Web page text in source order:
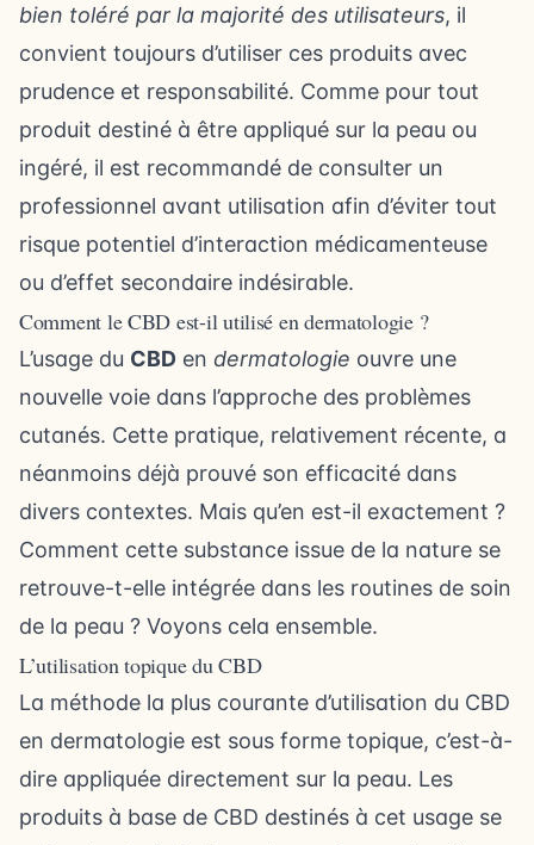
bien toléré par la majorité des utilisateurs, il
convient toujours d’utiliser ces produits avec
prudence et responsabilité. Comme pour tout
produit destiné à être appliqué sur la peau ou
ingéré, il est recommandé de consulter un
professionnel avant utilisation afin d’éviter tout
risque potentiel d’interaction médicamenteuse
ou d’effet secondaire indésirable.
Comment le CBD est-il utilisé en dermatologie ?
L’usage du CBD en dermatologie ouvre une
nouvelle voie dans l’approche des problèmes
cutanés. Cette pratique, relativement récente, a
néanmoins déjà prouvé son efficacité dans
divers contextes. Mais qu’en est-il exactement ?
Comment cette substance issue de la nature se
retrouve-t-elle intégrée dans les routines de soin
de la peau ? Voyons cela ensemble.
L’utilisation topique du CBD
La méthode la plus courante d’utilisation du CBD
en dermatologie est sous forme topique, c’est-à-
dire appliquée directement sur la peau. Les
produits à base de CBD destinés à cet usage se